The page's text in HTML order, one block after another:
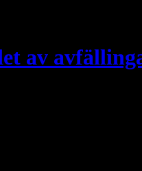
av